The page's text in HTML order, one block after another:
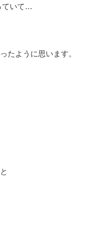
ていて…
たように思います。